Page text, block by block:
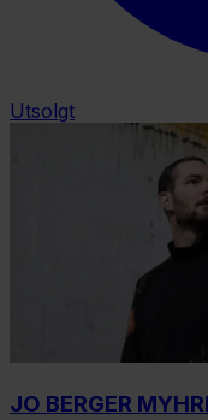
Utsolgt
JO BERGER